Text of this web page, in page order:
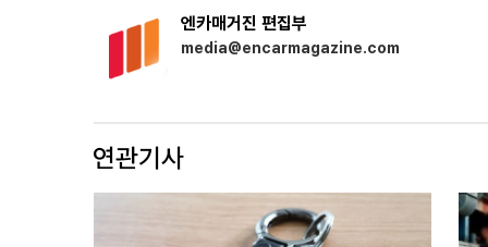
엔카매거진 편집부
media@encarmagazine.com